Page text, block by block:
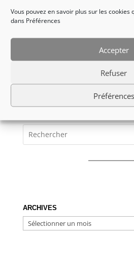
Vous pouvez en savoir plus sur les
dans Préférences
Accepter
Refuser
Préférences
en terre suisse chez nos amis
1 et les filles seront alignées!!!
Issa
Retour à l’accueil
ARCHIVES
ARCHIVES